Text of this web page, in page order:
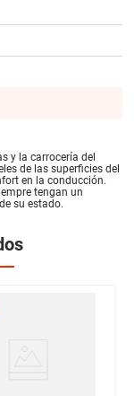
y la carrocería del
de las superficies del
en la conducción.
tengan un
su estado.